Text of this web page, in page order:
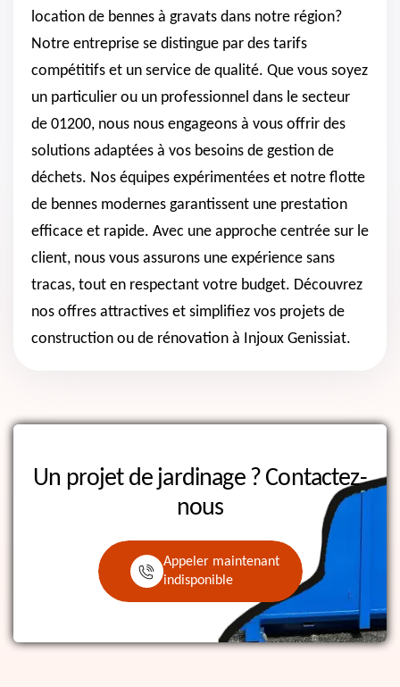
location de bennes à gravats dans notre région?
Notre entreprise se distingue par des tarifs
compétitifs et un service de qualité. Que vous soyez
un particulier ou un professionnel dans le secteur
de 01200, nous nous engageons à vous offrir des
solutions adaptées à vos besoins de gestion de
déchets. Nos équipes expérimentées et notre flotte
de bennes modernes garantissent une prestation
efficace et rapide. Avec une approche centrée sur le
client, nous vous assurons une expérience sans
tracas, tout en respectant votre budget. Découvrez
nos offres attractives et simplifiez vos projets de
construction ou de rénovation à Injoux Genissiat.
Un projet de jardinage ? Contactez-
nous
Appeler maintenant
indisponible